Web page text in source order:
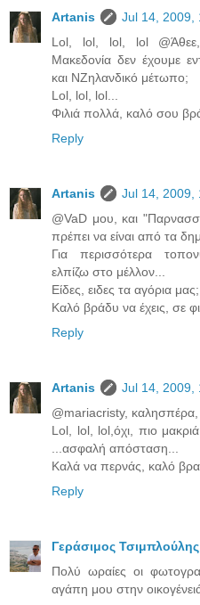
Artanis
Jul 14, 2009,
Lol, lol, lol, lol @Άθεε,
Μακεδονία δεν έχουμε
και ΝΖηλανδικό μέτωπο;
Lol, lol, lol...
Φιλιά πολλά, καλό σου
Reply
Artanis
Jul 14, 2009,
@VaD μου, και
πρέπει να είναι από τα
Για περισσότερα
ελπίζω στο μέλλον...
Είδες, ειδες τα αγόρια
Καλό βράδυ να έχεις, σε
Reply
Artanis
Jul 14, 2009,
@mariacristy, καλησπέρα,
Lol, lol, lol,όχι, πιο
...ασφαλή απόσταση...
Καλά να περνάς, καλό
Reply
Γεράσιμος Τσιμπλούλης
Πολύ ωραίες οι
αγάπη μου στην